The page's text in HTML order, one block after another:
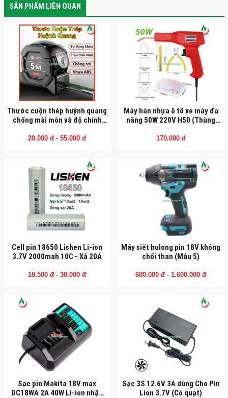
SẢN PHẨM LIÊN QUAN
Thước cuộn thép huỳnh quang
chống mài mòn và độ chính
20.000 đ - 55.000 đ
Máy hàn nhựa ô tô xe máy đa
năng 50W 220V H50 (Thùng
170.000 đ
Cell pin 18650 Lishen Li-ion
3.7V 2000mah 10C - Xả 20A
18.500 đ - 30.000 đ
Máy siết bulong pin 18V không
chổi than (Mẫu 5)
600.000 đ - 1.600.000 đ
Sạc pin Makita 18V max
DC18WA 2A 40W Li-ion nhận
Sạc 3S 12.6V 3A dùng Cho Pin
Lion 3.7V (Có quạt)